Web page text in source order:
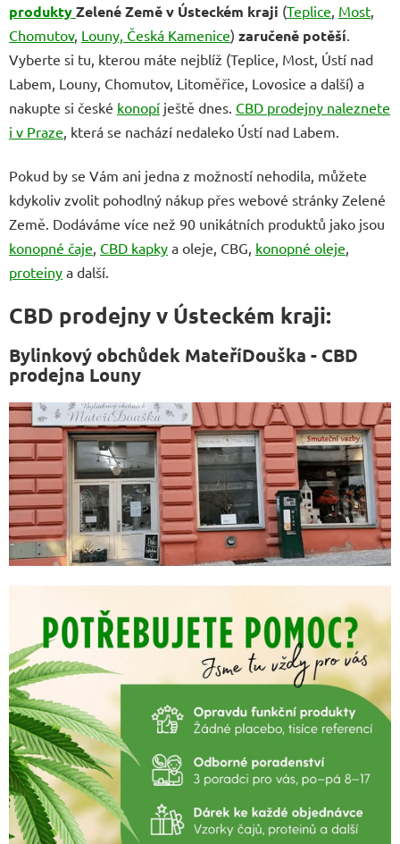
produktyZelené Země v Ústeckém kraji (Teplice, Most,
Chomutov, Louny, Česká Kamenice) zaručeně potěší.
Vyberte si tu, kterou máte nejblíž (Teplice, Most, Ústí nad
Labem, Louny, Chomutov, Litoměřice, Lovosice a další) a
nakupte si české konopí ještě dnes. CBD prodejny naleznete
i v Praze, která se nachází nedaleko Ústí nad Labem.
Pokud by se Vám ani jedna z možností nehodila, můžete
kdykoliv zvolit pohodlný nákup přes webové stránky Zelené
Země. Dodáváme více než 90 unikátních produktů jako jsou
konopné čaje, CBD kapky a oleje, CBG, konopné oleje,
proteiny a další.
CBD prodejny v Ústeckém kraji:
Bylinkový obchůdek MateříDouška - CBD
prodejna Louny